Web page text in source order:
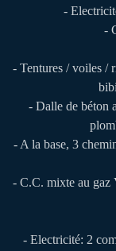
-
-
- Tentures / voiles /
- Dalle de béton
- A la base, 3
- C.C. mixte au
- Electricité: 2